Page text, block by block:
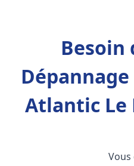
Besoin
Atlantic Le